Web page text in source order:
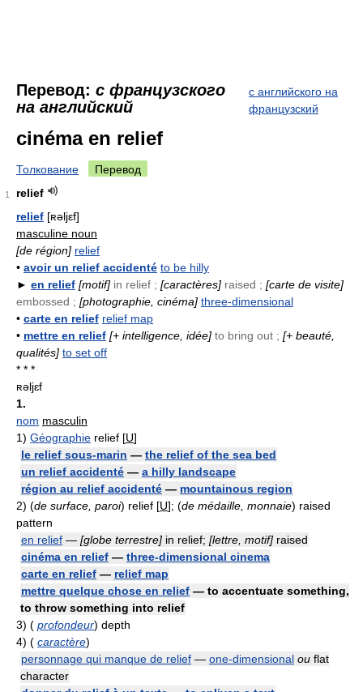
Перевод: с французского
на английский
с английского на
французский
cinéma en relief
Толкование Перевод
1
relief
relief [ʀəljεf]
masculine noun
[de région] relief
• avoir un relief accidenté to be hilly
► en relief [motif] in relief ; [caractères] raised ; [carte de visite]
embossed ; [photographie, cinéma] three-dimensional
• carte en relief relief map
• mettre en relief [+ intelligence, idée] to bring out ; [+ beauté,
qualités] to set off
* * *
ʀəljɛf
1.
nom masculin
1) Géographie relief [U]
le relief sous-marin — the relief of the sea bed
un relief accidenté — a hilly landscape
région au relief accidenté — mountainous region
2) (de surface, paroi) relief [U]; (de médaille, monnaie) raised
pattern
en relief — [globe terrestre] in relief; [lettre, motif] raised
cinéma en relief — three-dimensional cinema
carte en relief — relief map
mettre quelque chose en relief — to accentuate something,
to throw something into relief
3) ( profondeur) depth
4) ( caractère)
personnage qui manque de relief — one-dimensional ou flat
character